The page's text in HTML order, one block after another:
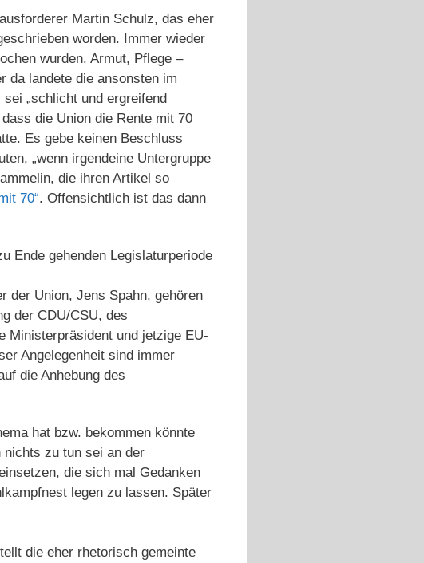
Martin Schulz, das eher
worden. Immer wieder
wurden. Armut, Pflege –
da landete die ansonsten im
„schlicht und ergreifend
die Union die Rente mit 70
Es gebe keinen Beschluss
„wenn irgendeine Untergruppe
die ihren Artikel so
70“. Offensichtlich ist das dann
Ende gehenden Legislaturperiode
der Union, Jens Spahn, gehören
der CDU/CSU, des
Ministerpräsident und jetzige EU-
Angelegenheit sind immer
die Anhebung des
hat bzw. bekommen könnte
nichts zu tun sei an der
die sich mal Gedanken
legen zu lassen. Später
die eher rhetorisch gemeinte